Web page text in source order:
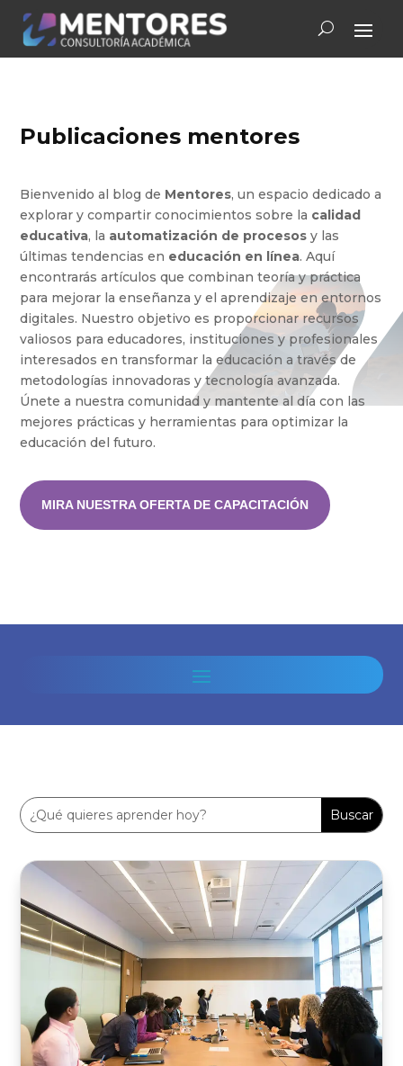
Publicaciones mentores
Bienvenido al blog de Mentores, un espacio dedicado a
explorar y compartir conocimientos sobre la calidad
educativa, la automatización de procesos y las
últimas tendencias en educación en línea. Aquí
encontrarás artículos que combinan teoría y práctica
para mejorar la enseñanza y el aprendizaje en entornos
digitales. Nuestro objetivo es proporcionar recursos
valiosos para educadores, instituciones y profesionales
interesados en transformar la educación a través de
metodologías innovadoras y tecnología avanzada.
Únete a nuestra comunidad y mantente al día con las
mejores prácticas y herramientas para optimizar la
educación del futuro.
MIRA NUESTRA OFERTA DE CAPACITACIÓN